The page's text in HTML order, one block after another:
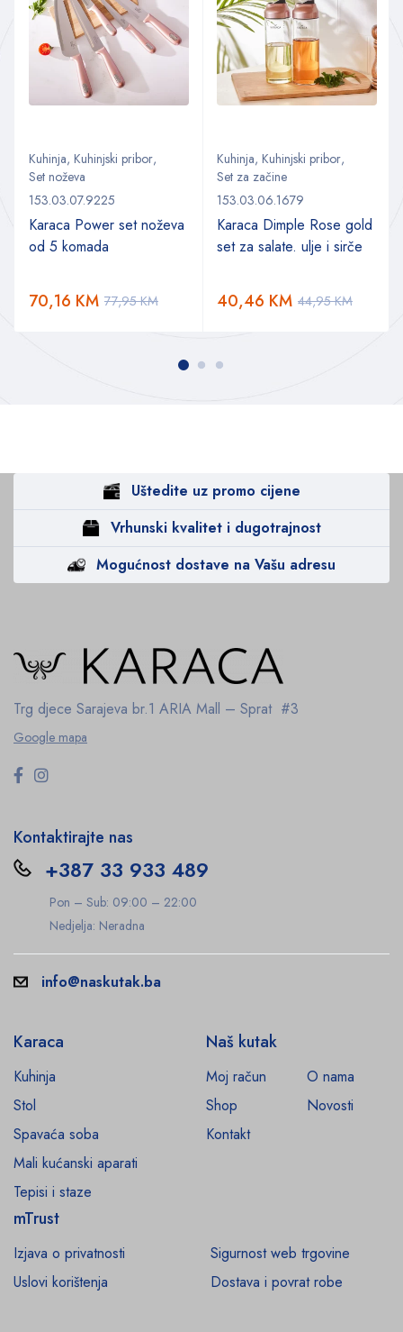
Kuhinja, Kuhinjski pribor,
Set noževa
153.03.07.9225
Karaca Power set noževa
od 5 komada
77,95KM
70,16 KM
Kuhinja, Kuhinjski pribor,
Set za začine
153.03.06.1679
Karaca Dimple Rose gold
set za salate. ulje i sirče
44,95KM
40,46 KM
Uštedite uz promo cijene
Vrhunski kvalitet i dugotrajnost
Mogućnost dostave na Vašu adresu
Trg djece Sarajeva br.1 ARIA Mall – Sprat #3
Google mapa
Kontaktirajte nas
+387 33 933 489
Pon – Sub: 09:00 – 22:00
Nedjelja: Neradna
info@naskutak.ba
Karaca
Kuhinja
Stol
Spavaća soba
Mali kućanski aparati
Tepisi i staze
Naš kutak
Moj račun
O nama
Shop
Novosti
Kontakt
mTrust
Izjava o privatnosti
Sigurnost web trgovine
Uslovi korištenja
Dostava i povrat robe